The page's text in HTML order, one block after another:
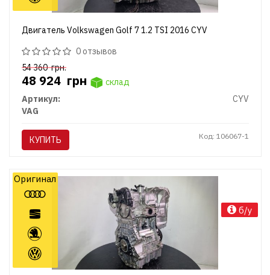
Двигатель Volkswagen Golf 7 1.2 TSI 2016 CYV
0 отзывов
54 360грн.
48 924 грн
склад
Артикул:
CYV
VAG
КУПИТЬ Код: 106067-1
Оригинал
б/у